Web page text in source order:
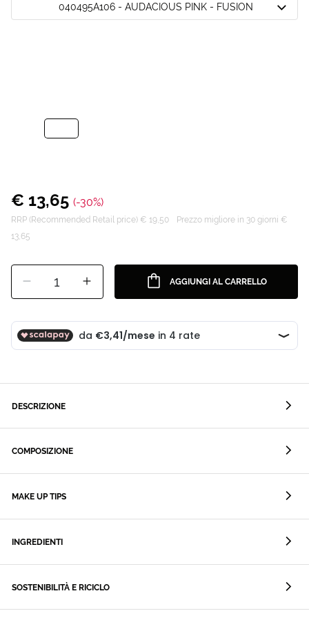
040495A106 - AUDACIOUS PINK - FUSION
€ 13,65 (-30%)
RRP (Recommended Retail price) € 19,50
Prezzo migliore in 30 giorni €
13,65
1 AGGIUNGI AL CARRELLO
DESCRIZIONE
COMPOSIZIONE
MAKE UP TIPS
INGREDIENTI
SOSTENIBILITÀ E RICICLO